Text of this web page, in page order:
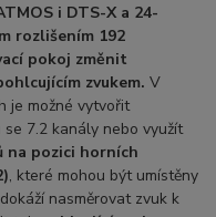
i DTS-X a 24-
rozlišením 192
pokoj změnit
zvukem. V
je možné vytvořit
7.2 kanály nebo využít
na pozici horních
, které mohou být umístěny
nasměrovat zvuk k